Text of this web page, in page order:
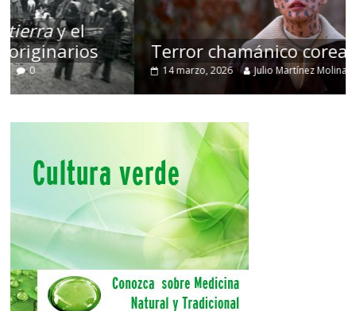
Terror chamánico coreano
14 marzo, 2026 Julio Martínez Molina 0